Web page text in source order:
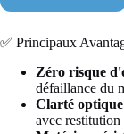
p
i
v
o
n
✅ Principaux
Zéro risque
défaillance du
Clarté
avec